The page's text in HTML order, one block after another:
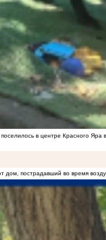
в центре Красного
дом, пострадавший во время